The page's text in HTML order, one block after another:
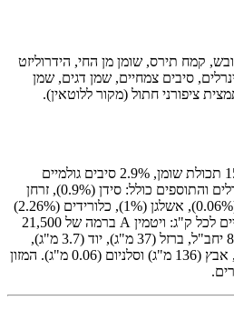
קמח תירס, שומן מן החי, הידרוליזט
סיבים צמחיים, שמן דגים, שמן
ציפורני חתול (מקור ללוטאין).
המזון מכיל 34.5% חלבון, 15.0% תכולת שומן, 2.9% סיבים גולמיים
ו-8.9% אפר גולמי. הרכב המינרלים והתוספים כולל: סידן (0.9%), זרחן
(0.7%), נתרן (1.3%), מגנזיום (0.06%), אשלגן (1%), כלורידים (2.26%)
וגופרית (0.7%). תוספים תזונתיים לכל ק"ג: ויטמין A ברמה של 21,500
יחב"ל, ויטמין D3 ברמה של 800 יחב"ל, ברזל (37 מ"ג), יוד (3.7 מ"ג),
נחושת (11 מ"ג), מנגן (48 מ"ג), אבץ (136 מ"ג) וסלניום (0.06 מ"ג). המזון